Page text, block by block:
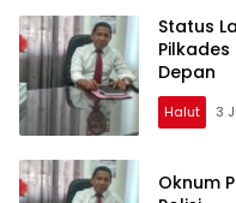
Status
Depan
Halut 3
Oknum